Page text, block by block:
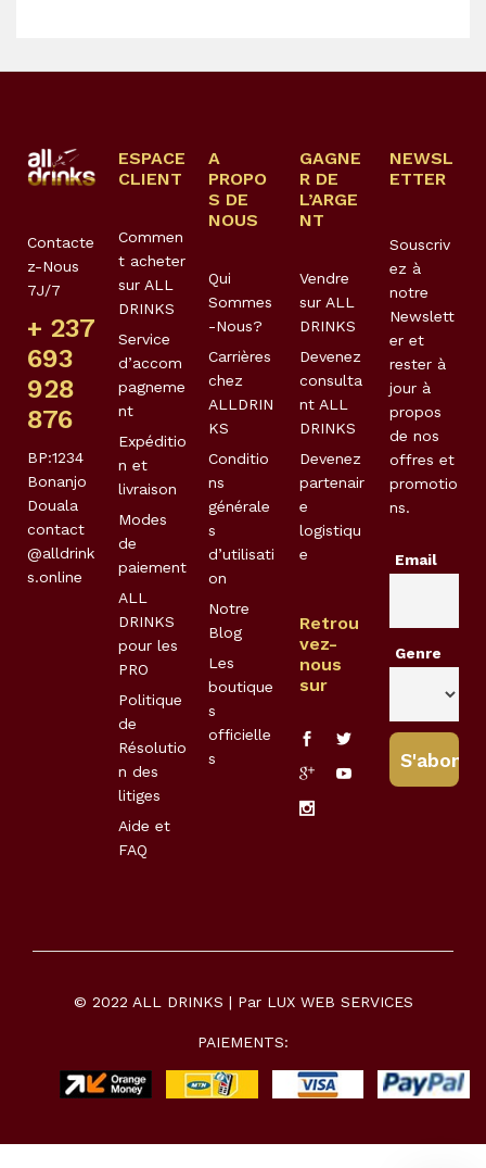
Contacte
z-Nous
7J/7
+ 237
693
928
876
BP:1234
Bonanjo
Douala
contact
@alldrink
s.online
ESPACE
CLIENT
Commen
t acheter
sur ALL
DRINKS
Service
d’accom
pagneme
nt
Expéditio
n et
livraison
Modes
de
paiement
ALL
DRINKS
pour les
PRO
Politique
de
Résolutio
n des
litiges
Aide et
FAQ
A
PROPO
S DE
NOUS
Qui
Sommes
-Nous?
Carrières
chez
ALLDRIN
KS
Conditio
ns
générale
s
d’utilisati
on
Notre
Blog
Les
boutique
s
officielle
s
GAGNE
R DE
L’ARGE
NT
Vendre
sur ALL
DRINKS
Devenez
consulta
nt ALL
DRINKS
Devenez
partenair
e
logistiqu
e
Retrou
vez-
nous
sur
NEWSL
ETTER
Souscriv
ez à
notre
Newslett
er et
rester à
jour à
propos
de nos
offres et
promotio
ns.
Email
Genre
© 2022 ALL DRINKS | Par LUX WEB SERVICES
PAIEMENTS: